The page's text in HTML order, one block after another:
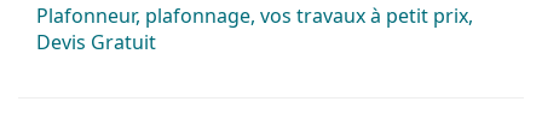
Plafonneur, plafonnage, vos travauxà petit prix,
Devis Gratuit